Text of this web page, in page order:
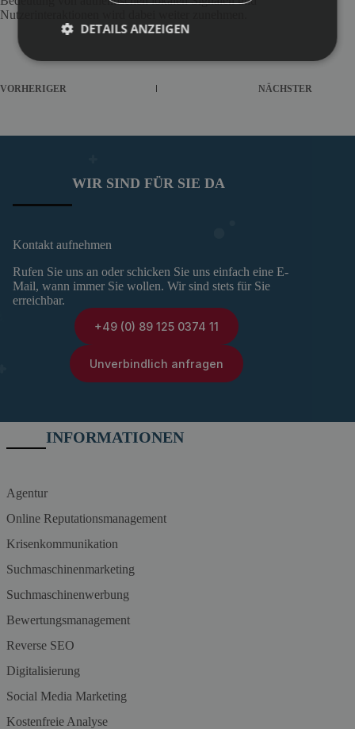
Nutzerinteraktionen wird dabei weiter zunehmen.
VORHERIGER NÄCHSTER
WIR SIND FÜR SIE DA
Kontakt aufnehmen
Rufen Sie uns an oder schicken Sie uns einfach eine E-
Mail, wann immer Sie wollen. Wir sind stets für Sie
erreichbar.
+49 (0) 89 125 0374 11
Unverbindlich anfragen
INFORMATIONEN
Agentur
Online Reputationsmanagement
Krisenkommunikation
Suchmaschinenmarketing
Suchmaschinenwerbung
Bewertungsmanagement
Reverse SEO
Digitalisierung
Social Media Marketing
Kostenfreie Analyse
DETAILS ANZEIGEN